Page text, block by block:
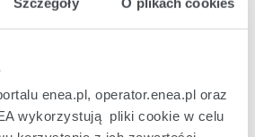
enea.pl, operator.enea.pl oraz
wykorzystują pliki cookie w celu
Nadzwyczajnego Walnego
r.